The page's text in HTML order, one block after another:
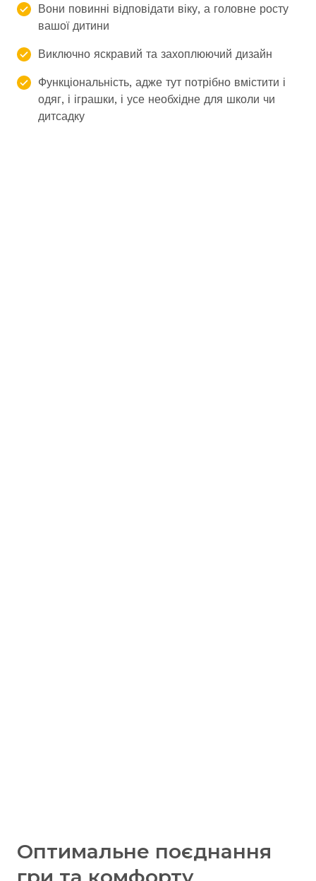
Вони повинні відповідати віку, а головне росту
вашої дитини
Виключно яскравий та захоплюючий дизайн
Функціональність, адже тут потрібно вмістити і
одяг, і іграшки, і усе необхідне для школи чи
дитсадку
Оптимальне поєднання